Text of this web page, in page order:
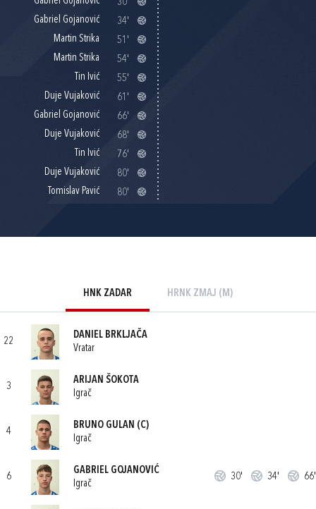
30'
Gabriel Gojanović
34'
Martin Strika
51'
Martin Strika
54'
Tin Ivić
55'
Duje Vujaković
61'
Gabriel Gojanović
66'
Duje Vujaković
68'
Tin Ivić
76'
Duje Vujaković
80'
Tomislav Pavić
80'
HNK ZADAR HRNK ZMAJ (M)
22
DANIEL BRKLJAČA
Vratar
3
ARIJAN ŠOKOTA
Igrač
4
BRUNO GULAN (C)
Igrač
6
GABRIEL GOJANOVIĆ
Igrač
30' 34' 66'